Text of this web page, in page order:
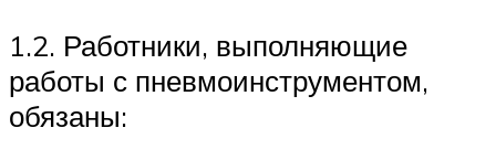
1.2. Работники, выполняющие
работы с пневмоинструментом,
обязаны: